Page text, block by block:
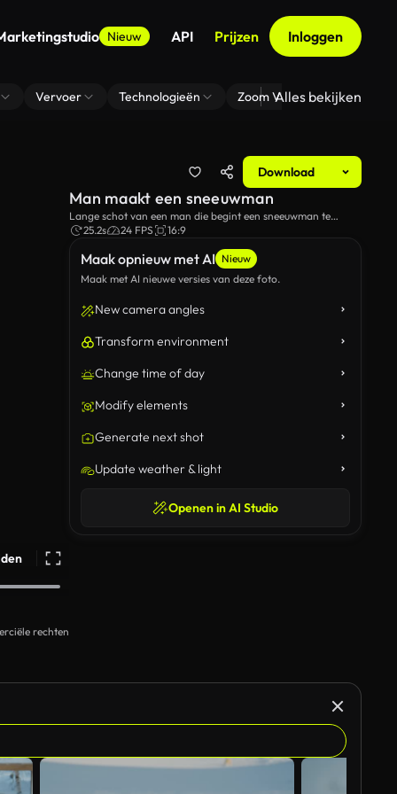
Nieuw API Prijzen Inloggen
Vervoer Technologieën Zoom Virtuele
Alles bekijken
Download
rechten
Maak opnieuw met AI Nieuw
Maak met AI nieuwe versies van deze foto.
New camera angles
Transform environment
Change time of day
Modify elements
Generate next shot
Update weather & light
Openen in AI Studio
Man maakt een sneeuwman
Lange schot van een man die begint een sneeuwman te
maken.
25.2s 24 FPS 16:9